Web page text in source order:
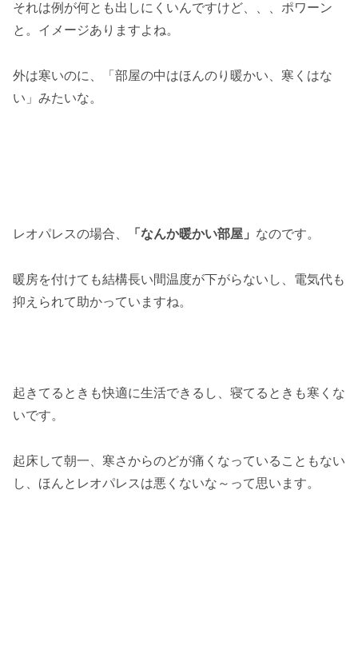
それは例が何とも出しにくいんですけど、、、ポワーン
と。イメージありますよね。
外は寒いのに、「部屋の中はほんのり暖かい、寒くはな
い」みたいな。
レオパレスの場合、 「なんか暖かい部屋」 なのです。
暖房を付けても結構長い間温度が下がらないし、電気代も
抑えられて助かっていますね。
起きてるときも快適に生活できるし、寝てるときも寒くな
いです。
起床して朝一、寒さからのどが痛くなっていることもない
し、ほんとレオパレスは悪くないな～って思います。